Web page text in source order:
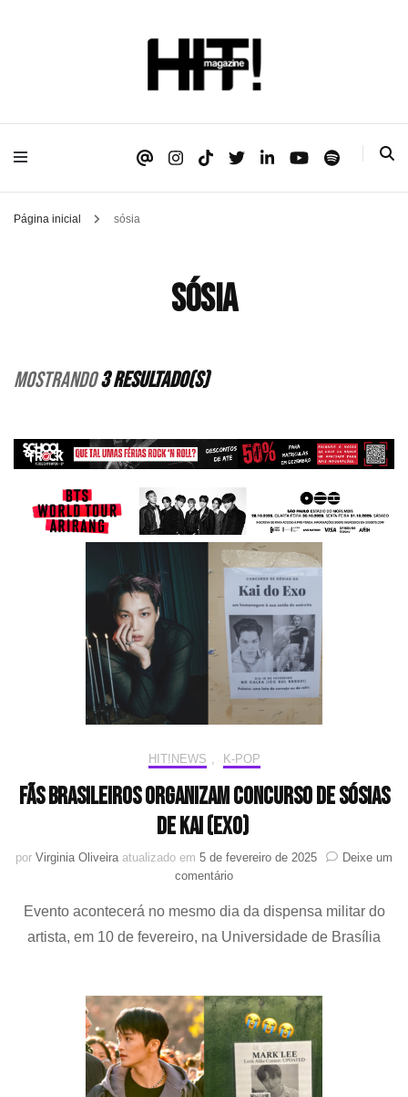
HIT!Magazine
Página inicial sósia
sósia
Mostrando3 Resultado(s)
HIT!NEWS K-POP
Fãs brasileiros organizam concurso de sósias
de KAI (EXO)
por Virginia Oliveira atualizado em 5 de fevereiro de 2025
Deixe um
comentárioem
brasileiros
organizam
de
KAI
(EXO)
Evento acontecerá no mesmo dia da dispensa militar do
artista, em 10 de fevereiro, na Universidade de Brasília